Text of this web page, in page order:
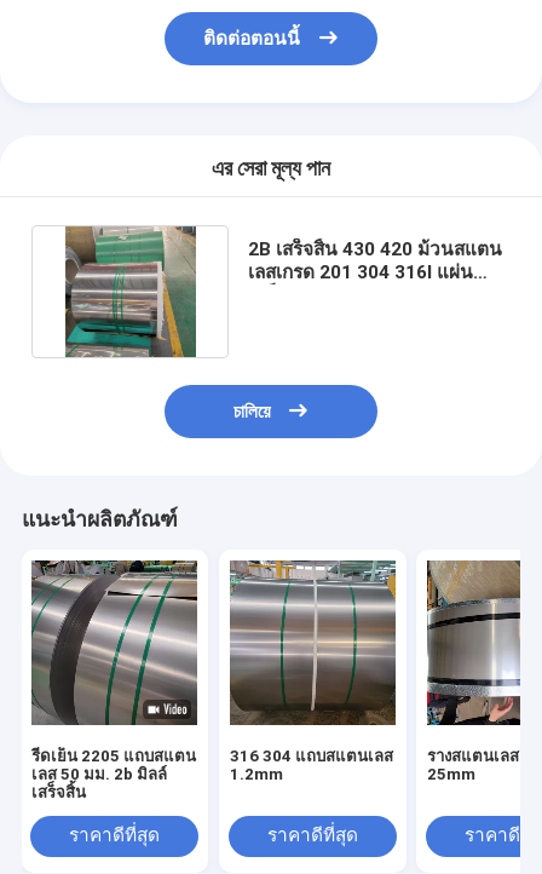
ติดต่อตอนนี้
এর সেরা মূল্য পান
2B เสร็จสิ้น 430 420 ม้วนสแตน
เลสเกรด 201 304 316l แผ่น
চালিয়ে
แนะนำผลิตภัณฑ์
รีดเย็น 2205 แถบสแตน
เลส 50 มม. 2b มิลล์
เสร็จสิ้น
ราคาดีที่สุด
316 304 แถบสแตนเลส
1.2mm
ราคาดีที่สุด
รางสแตนเลส
25mm
ราคาดีที่